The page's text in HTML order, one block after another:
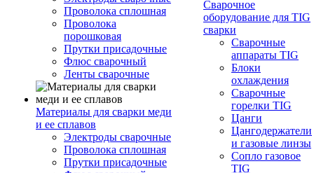
Проволока сплошная
Проволока
порошковая
Прутки присадочные
Флюс сварочный
Ленты сварочные
Материалы для сварки меди
и ее сплавов
Электроды сварочные
Проволока сплошная
Прутки присадочные
Сварочное
оборудование для TIG
сварки
Сварочные
аппараты TIG
Блоки
охлаждения
Сварочные
горелки TIG
Цанги
Цангодержатели
и газовые линзы
Сопло газовое
TIG